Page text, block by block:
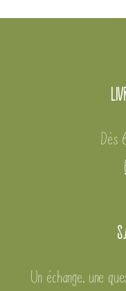
Dès
Un échange, une